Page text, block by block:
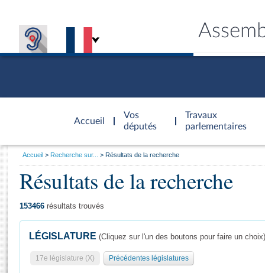
Accueil
d'accueil
Vos
députés
Travaux
parlementaires
Général
Vous
Accueil Recherche sur... Résultats de la recherche
Résultats de la recherche
153466 résultats trouvés
LÉGISLATURE (Cliquez sur l'un des boutons pour faire un choix)
17e législature (X) Précédentes législatures